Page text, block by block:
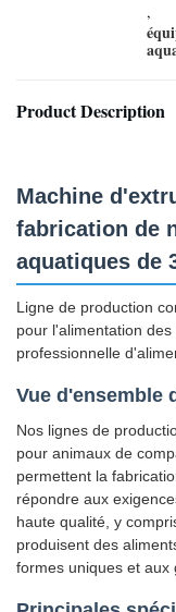
,
Product Description
Machine
fabrication de
aquatiques de
Ligne de production
pour l'alimentation
professionnelle
Vue d'ensemble
Nos lignes de
pour animaux de
permettent la
répondre aux
haute qualité, y
produisent des
formes uniques et aux